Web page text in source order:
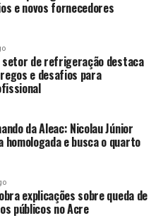
e novos fornecedores
setor de refrigeração destaca
e desafios para
da Aleac: Nicolau Júnior
e busca o quarto
explicações sobre queda de
públicos no Acre